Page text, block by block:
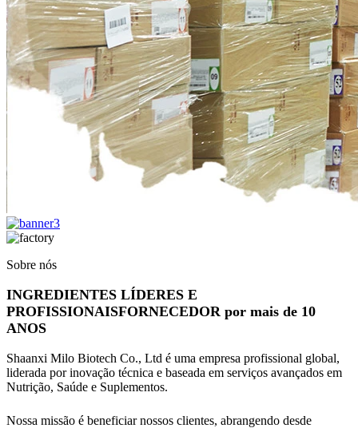
Sobre nós
INGREDIENTES LÍDERES E
PROFISSIONAISFORNECEDOR por mais de 10
ANOS
Shaanxi Milo Biotech Co., Ltd é uma empresa profissional global,
liderada por inovação técnica e baseada em serviços avançados em
Nutrição, Saúde e Suplementos.
Nossa missão é beneficiar nossos clientes, abrangendo desde